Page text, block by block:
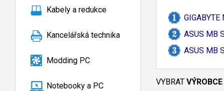
Kabely a redukce
Kancelářská technika
Modding PC
Notebooky a PC
ASUS MB
ASUS MB
VYBRAT VÝROBCE